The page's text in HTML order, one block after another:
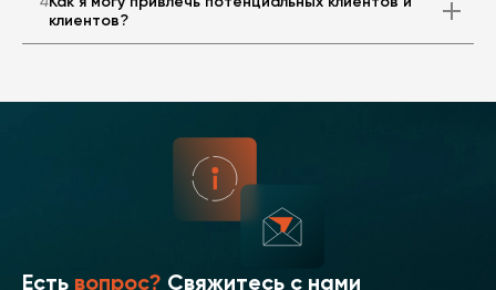
клиентов?
Есть вопрос? Свяжитесь с нами